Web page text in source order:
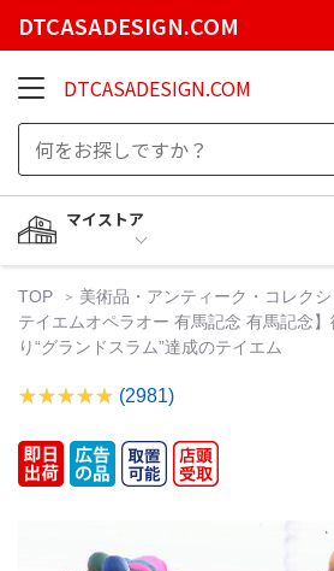
DTCASADESIGN.COM
DTCASADESIGN.COM
マイストア
TOP 美術品・アンティーク・コレク
テイエムオペラオー 有馬記念 有馬記念
り“グランドスラム”達成のテイエム
(2981)